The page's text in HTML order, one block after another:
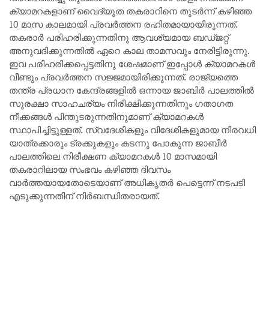
ക്യാമറകളാണ് വൈദ്യുത തകരാറിനെ തുടർന്ന് കഴിഞ്ഞ
10 മാസ കാലമായി പ്രവർത്തന രഹിതമായായിരുന്നത്.
തകരാർ പരിഹരിക്കുന്നതിനു ആവശ്യമായ ബഡ്ജറ്റ്
അനുവദിക്കുന്നതിൽ ഏറെ കാല താമസവും നേരിട്ടിരുന്നു.
ഇവ പരിഹരിക്കപ്പെട്ടതിനു ശേഷമാണ് ഇപ്പോൾ ക്യാമറകൾ
വീണ്ടും പ്രവർത്തന സജ്ജമായിരിക്കുന്നത്. രാജ്യത്തെ
തന്ത്ര പ്രധാന കേന്ദ്രങ്ങളിൽ ഒന്നായ ജാബിർ പാലത്തിൽ
സുരക്ഷാ സാഹചര്യം നിരീക്ഷിക്കുന്നതിനും ഗതാഗത
നീക്കങ്ങൾ പിന്തുടരുന്നതിനുമാണ് ക്യാമറകൾ
സ്ഥാപിച്ചിട്ടുള്ളത്. സ്വദേശികളും വിദേശികളുമായ നിരവധി
യാത്രക്കാരും ട്രക്കുകളും കടന്നു പോകുന്ന ജാബിർ
പാലത്തിലെ നിരീക്ഷണ ക്യാമറകൾ 10 മാസമായി
തകരാറിലായ സംഭവം കഴിഞ്ഞ ദിവസം
വാർത്തയായതോടെയാണ് അധികൃതർ പെട്ടെന്ന് നടപടി
എടുക്കുന്നതിന് നിർബന്ധിതരായത്.